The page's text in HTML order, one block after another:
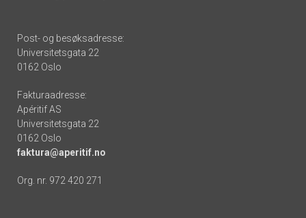
Post- og besøksadresse:
Universitetsgata 22
0162 Oslo
Fakturaadresse:
Apéritif AS
Universitetsgata 22
0162 Oslo
faktura@aperitif.no
Org. nr. 972 420 271